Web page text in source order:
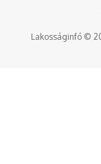
Lakosságinfó ©